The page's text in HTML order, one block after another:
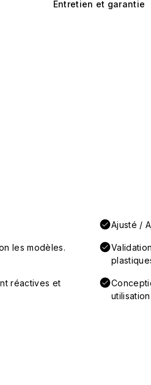
Entretien et garantie
Ajusté /
les modèles.
réactives et